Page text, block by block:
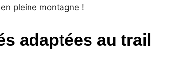
pleine montagne !
adaptées au trail